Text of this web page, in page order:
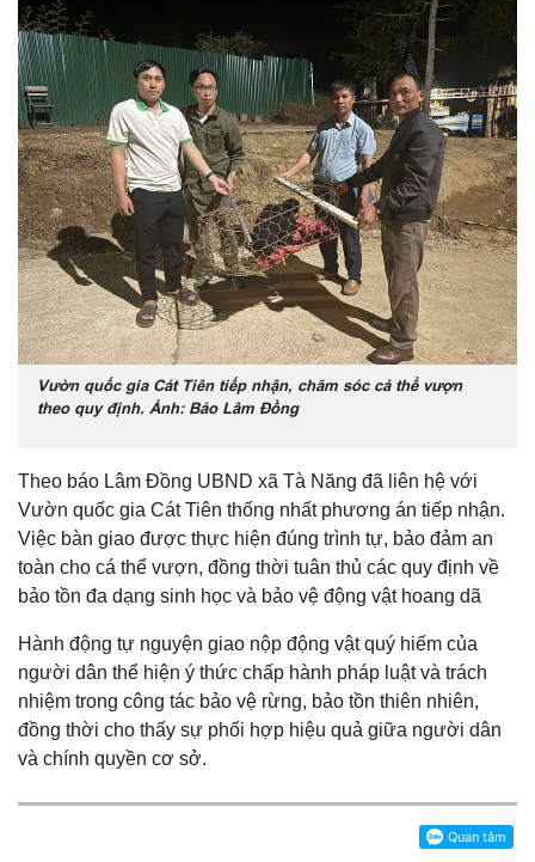
Vườn quốc gia Cát Tiên tiếp nhận, chăm sóc cá thể vượn
theo quy định. Ảnh: Báo Lâm Đồng
Theo báo Lâm Đồng UBND xã Tà Năng đã liên hệ với
Vườn quốc gia Cát Tiên thống nhất phương án tiếp nhận.
Việc bàn giao được thực hiện đúng trình tự, bảo đảm an
toàn cho cá thể vượn, đồng thời tuân thủ các quy định về
bảo tồn đa dạng sinh học và bảo vệ động vật hoang dã
Hành động tự nguyện giao nộp động vật quý hiếm của
người dân thể hiện ý thức chấp hành pháp luật và trách
nhiệm trong công tác bảo vệ rừng, bảo tồn thiên nhiên,
đồng thời cho thấy sự phối hợp hiệu quả giữa người dân
và chính quyền cơ sở.